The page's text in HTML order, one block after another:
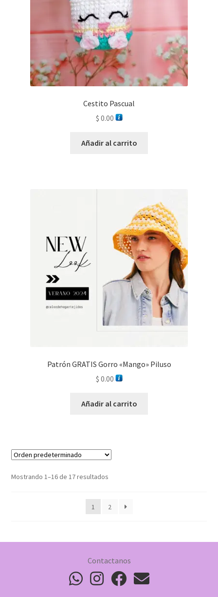
Cestito Pascual
$ 0.00
Añadir al carrito
Patrón GRATIS Gorro «Mango» Piluso
$ 0.00
Añadir al carrito
Mostrando 1–16 de 17 resultados
1 2
Contactanos